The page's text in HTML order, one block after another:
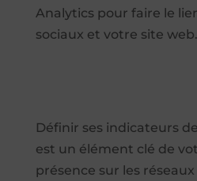
Analytics pour faire le
sociaux et votre site web.
Définir ses indicateurs
est un élément clé de
présence sur les